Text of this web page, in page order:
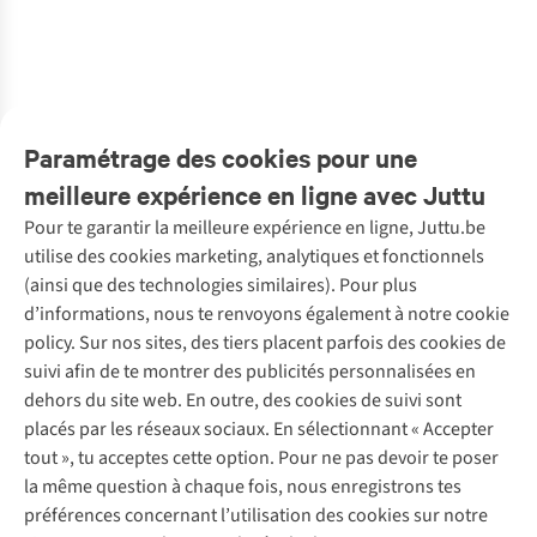
Paramétrage des cookies pour une
meilleure expérience en ligne avec Juttu
Pour te garantir la meilleure expérience en ligne, Juttu.be
utilise des cookies marketing, analytiques et fonctionnels
(ainsi que des technologies similaires). Pour plus
d’informations, nous te renvoyons également à notre cookie
policy. Sur nos sites, des tiers placent parfois des cookies de
suivi afin de te montrer des publicités personnalisées en
dehors du site web. En outre, des cookies de suivi sont
placés par les réseaux sociaux. En sélectionnant « Accepter
tout », tu acceptes cette option. Pour ne pas devoir te poser
la même question à chaque fois, nous enregistrons tes
préférences concernant l’utilisation des cookies sur notre
Service client
Questions fréquentes
Commander
Payer
10 % réduction étudiants
Klarna : post-paiement
Livraison
Retourner
Rétractation d'une commande
Nos services
Vintage - ReJUsed
Atelier de couture
Personal shopping
Boîte à vêtements
Événements / ateliers
Juttu
Qui sommes-nous ?
Juttu Friends
Inspiration
Travailler chez Juttu
Abonne-toi à la newsletter